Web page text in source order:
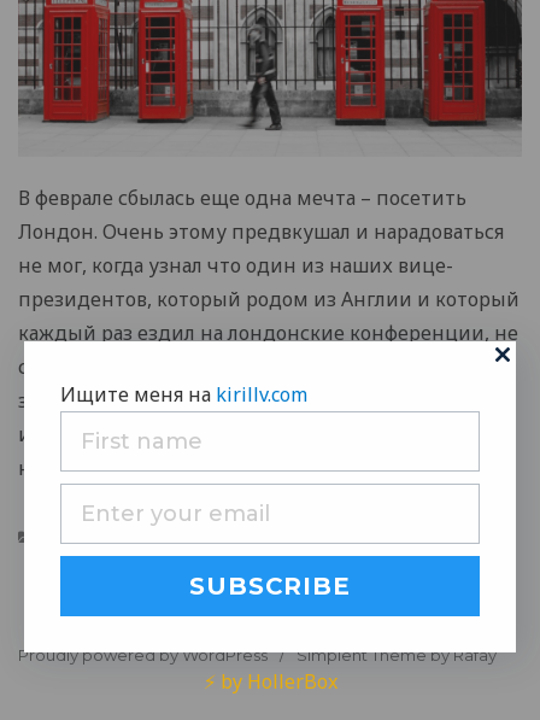
В феврале сбылась еще одна мечта – посетить
Лондон. Очень этому предвкушал и нарадоваться
не мог, когда узнал что один из наших вице-
президентов, который родом из Англии и который
каждый раз ездил на лондонские конференции, не
сможет поехать в этот раз. Наконец-то, мой
звездный час настал =)) По работе ничего
интересного, небольшая конференция мировых
нефтяников…
Categories
Life,Путешествия,Работа,Фотографии
Proudly powered by WordPress Simplent Theme by Rafay
Ищите меня на kirillv.com
SUBSCRIBE
⚡ by HollerBox